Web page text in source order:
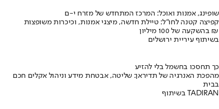
שופינג, אמנות ואוכל: המרכז המתחדש של מזרח י-ם
קפיצה קטנה לחו"ל: טיילת חדשה, מיצגי אמנות, וכיכרות משופצות
בהשקעה של 100 מיליון ₪
בשיתוף עיריית ירושלים
כך תחסכו בחשמל בלי להזיע
מהפכת האנרגיה של תדיראן: שליטה, אבטחת מידע וניהול אקלים חכם
בבית
בשיתוף TADIRAN